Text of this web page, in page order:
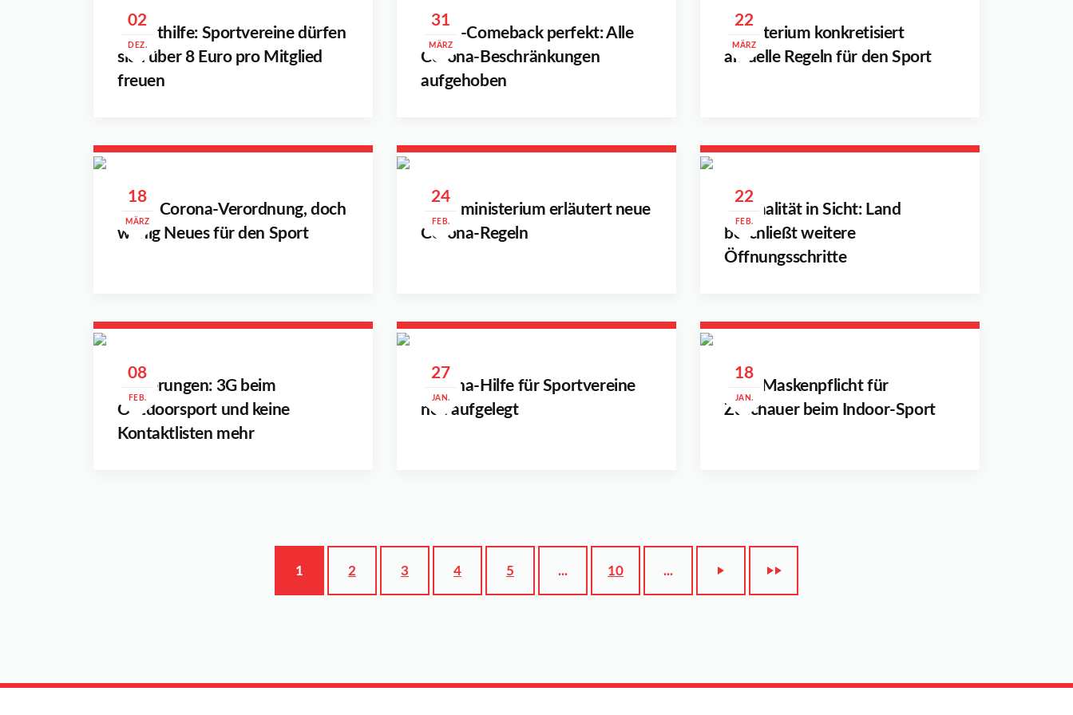
02
DEZ.
Soforthilfe: Sportvereine dürfen
sich über 8 Euro pro Mitglied
freuen
31
MÄRZ
Sport-Comeback perfekt: Alle
Corona-Beschränkungen
aufgehoben
22
MÄRZ
Ministerium konkretisiert
aktuelle Regeln für den Sport
18
MÄRZ
Neue Corona-Verordnung, doch
wenig Neues für den Sport
24
FEB.
Sportministerium erläutert neue
Corona-Regeln
22
FEB.
Normalität in Sicht: Land
beschließt weitere
Öffnungsschritte
08
FEB.
Lockerungen: 3G beim
Outdoorsport und keine
Kontaktlisten mehr
27
JAN.
Corona-Hilfe für Sportvereine
neu aufgelegt
18
JAN.
Neu: Maskenpflicht für
Zuschauer beim Indoor-Sport
1 2 3 4 5 ... 10 ...